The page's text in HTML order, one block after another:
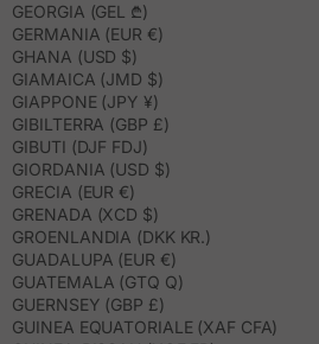
GEORGIA (GEL ₾)
GERMANIA (EUR €)
GHANA (USD $)
GIAMAICA (JMD $)
GIAPPONE (JPY ¥)
GIBILTERRA (GBP £)
GIBUTI (DJF FDJ)
GIORDANIA (USD $)
GRECIA (EUR €)
GRENADA (XCD $)
GROENLANDIA (DKK KR.)
GUADALUPA (EUR €)
GUATEMALA (GTQ Q)
GUERNSEY (GBP £)
GUINEA EQUATORIALE (XAF CFA)